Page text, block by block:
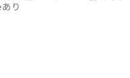
り